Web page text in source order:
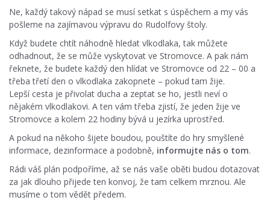
Ne, každý takový nápad se musí setkat s úspěchem a my vás
pošleme na zajímavou výpravu do Rudolfovy štoly.
Když budete chtít náhodně hledat vlkodlaka, tak můžete
odhadnout, že se může vyskytovat ve Stromovce. A pak nám
řeknete, že budete každý den hlídat ve Stromovce od 22 – 00 a
třeba třetí den o vlkodlaka zakopnete – pokud tam žije.
Lepší cesta je přivolat ducha a zeptat se ho, jestli neví o
nějakém vlkodlakovi. A ten vám třeba zjistí, že jeden žije ve
Stromovce a kolem 22 hodiny bývá u jezírka uprostřed.
A pokud na někoho šijete boudou, pouštíte do hry smyšlené
informace, dezinformace a podobně, informujte nás o tom.
Rádi váš plán podpoříme, až se nás vaše oběti budou dotazovat
za jak dlouho přijede ten konvoj, že tam celkem mrznou. Ale
musíme o tom vědět předem.